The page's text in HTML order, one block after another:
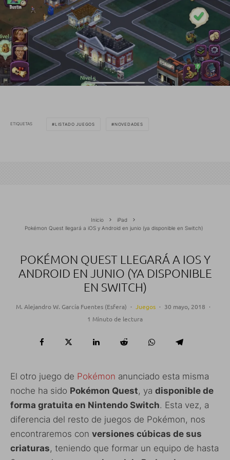
ETIQUETAS LISTADO JUEGOS NOVEDADES
Inicio
iPad
Pokémon Quest llegará a iOS y Android en junio (ya disponible en Switch)
POKÉMON QUEST LLEGARÁ A IOS Y
ANDROID EN JUNIO (YA DISPONIBLE
EN SWITCH)
M. Alejandro W. García Fuentes (Esfera) · Juegos · 30 mayo, 2018 ·
1 Minuto de lectura
El otro juego de Pokémon anunciado esta misma
noche ha sido Pokémon Quest, ya disponible de
forma gratuita en Nintendo Switch. Esta vez, a
diferencia del resto de juegos de Pokémon, nos
encontraremos con versiones cúbicas de sus
criaturas, teniendo que formar un equipo de hasta